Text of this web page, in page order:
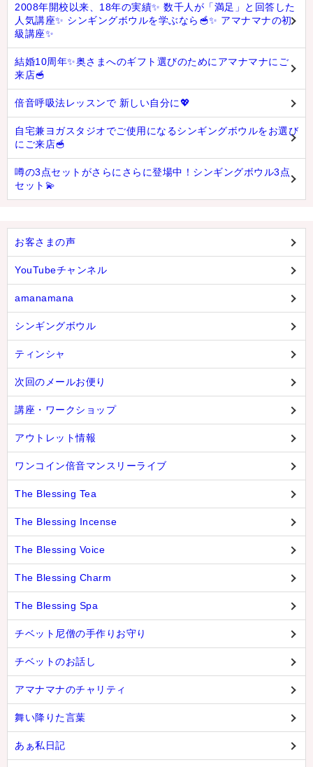
2008年開校以来、18年の実績✨ 数千人が「満足」と回答した
人気講座✨ シンギングボウルを学ぶなら🥣✨ アマナマナの初
級講座✨
結婚10周年✨奥さまへのギフト選びのためにアマナマナにご
来店🥣
倍音呼吸法レッスンで 新しい自分に💖
自宅兼ヨガスタジオでご使用になるシンギングボウルをお選び
にご来店🥣
噂の3点セットがさらにさらに登場中！シンギングボウル3点
セット💫
お客さまの声
YouTubeチャンネル
amanamana
シンギングボウル
ティンシャ
次回のメールお便り
講座・ワークショップ
アウトレット情報
ワンコイン倍音マンスリーライブ
The Blessing Tea
The Blessing Incense
The Blessing Voice
The Blessing Charm
The Blessing Spa
チベット尼僧の手作りお守り
チベットのお話し
アマナマナのチャリティ
舞い降りた言葉
あぁ私日記